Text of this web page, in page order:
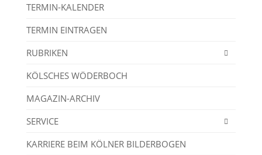
TERMIN-KALENDER
TERMIN EINTRAGEN
RUBRIKEN
KÖLSCHES WÖDERBOCH
MAGAZIN-ARCHIV
SERVICE
KARRIERE BEIM KÖLNER BILDERBOGEN